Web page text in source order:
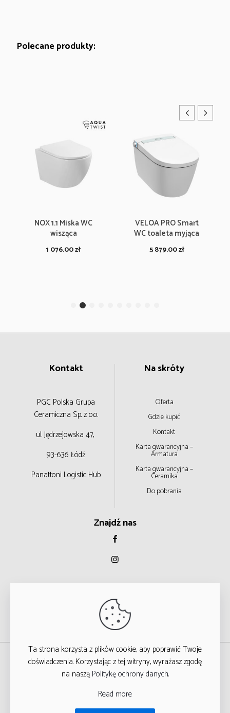
Polecane produkty:
NOX 1.1 Miska WC
wisząca
1 076.00zł
VELOA PRO Smart
WC toaleta myjąca
5 879.00zł
Kontakt
PGC Polska Grupa
Ceramiczna Sp. z o.o.
ul. Jędrzejowska 47,
93-636 Łódź
Panattoni Logistic Hub
Na skróty
Oferta
Gdzie kupić
Kontakt
Karta gwarancyjna –
Armatura
Karta gwarancyjna –
Ceramika
Do pobrania
Znajdź nas
© 2023
WSZYSTKIE PRAWA ZASTRZEŻONE
ARGA STUDIO
Ta strona korzysta z plików cookie, aby poprawić Twoje
doświadczenia. Korzystając z tej witryny, wyrażasz zgodę
na nasząPolitykę ochrony danych.
Read more